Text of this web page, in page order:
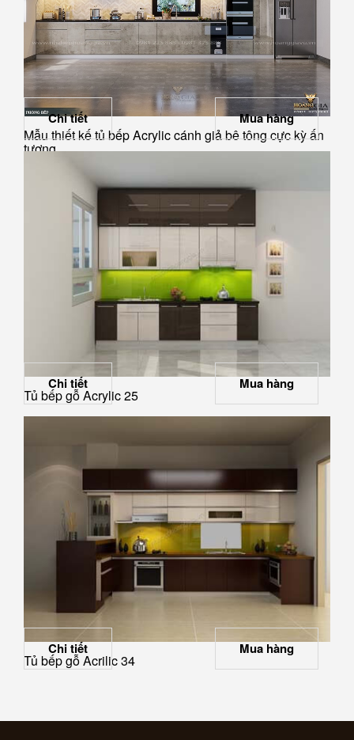
Mẫu thiết kế tủ bếp Acrylic cánh giả bê tông cực kỳ ấn
tượng
Chi tiết Mua hàng
Tủ bếp gỗ Acrylic 25
Chi tiết Mua hàng
Tủ bếp gỗ Acrilic 34
Chi tiết Mua hàng